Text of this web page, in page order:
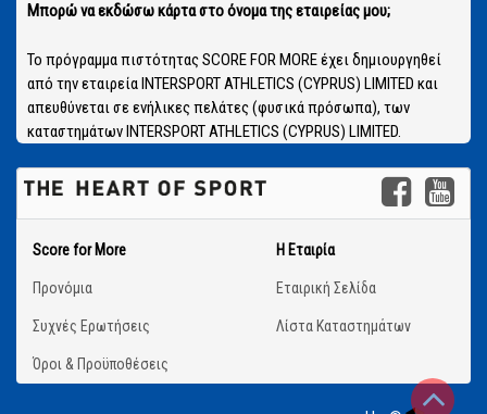
Μπορώ να εκδώσω κάρτα στο όνομα της εταιρείας μου;
Το πρόγραμμα πιστότητας SCORE FOR MORE έχει δημιουργηθεί
από την εταιρεία INTERSPORT ATHLETICS (CYPRUS) LIMITED και
απευθύνεται σε ενήλικες πελάτες (φυσικά πρόσωπα), των
καταστημάτων INTERSPORT ATHLETICS (CYPRUS) LIMITED.
Score for More
Προνόμια
Συχνές Ερωτήσεις
Όροι & Προϋποθέσεις
Η Εταιρία
Εταιρική Σελίδα
Λίστα Καταστημάτων